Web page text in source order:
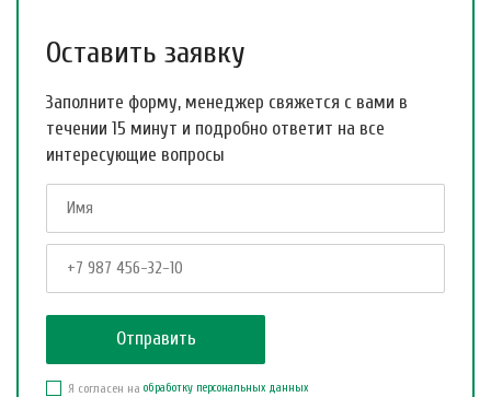
Оставить заявку
Заполните форму, менеджер свяжется с вами в
течении 15 минут и подробно ответит на все
интересующие вопросы
Я согласен на обработку персональных данных